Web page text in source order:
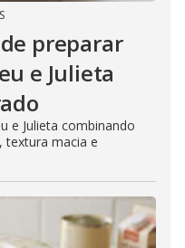
preparar
e Julieta
e Julieta combinando
textura macia e